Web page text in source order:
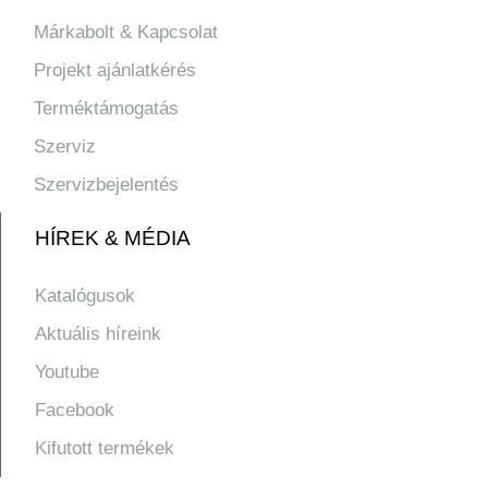
Márkabolt & Kapcsolat
Projekt ajánlatkérés
Terméktámogatás
Szerviz
Szervizbejelentés
HÍREK & MÉDIA
Katalógusok
Aktuális híreink
Youtube
Facebook
Kifutott termékek